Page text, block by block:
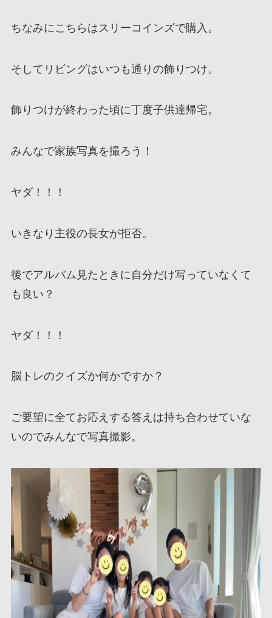
ちなみにこちらはスリーコインズで購入。
そしてリビングはいつも通りの飾りつけ。
飾りつけが終わった頃に丁度子供達帰宅。
みんなで家族写真を撮ろう！
ヤダ！！！
いきなり主役の長女が拒否。
後でアルバム見たときに自分だけ写っていなくて
も良い？
ヤダ！！！
脳トレのクイズか何かですか？
ご要望に全てお応えする答えは持ち合わせていな
いのでみんなで写真撮影。